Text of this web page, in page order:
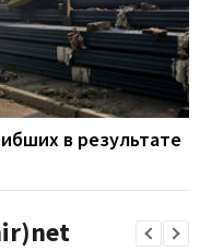
в результате